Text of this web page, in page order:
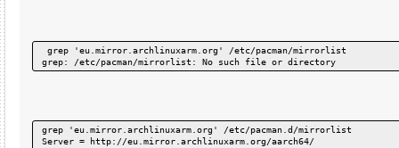
grep 'eu.mirror.archlinuxarm.org' /etc/pacman/mirrorlist
grep: /etc/pacman/mirrorlist: No such file or directory
grep 'eu.mirror.archlinuxarm.org' /etc/pacman.d/mirrorlist
Server = http://eu.mirror.archlinuxarm.org/aarch64/